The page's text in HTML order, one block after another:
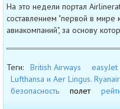
На это недели портал
составлением "первой в мире
авиакомпаний", за основу
Теги: British Airways easyJet
Lufthansa и Aer Lingus. Ryanair
безопасность
полет